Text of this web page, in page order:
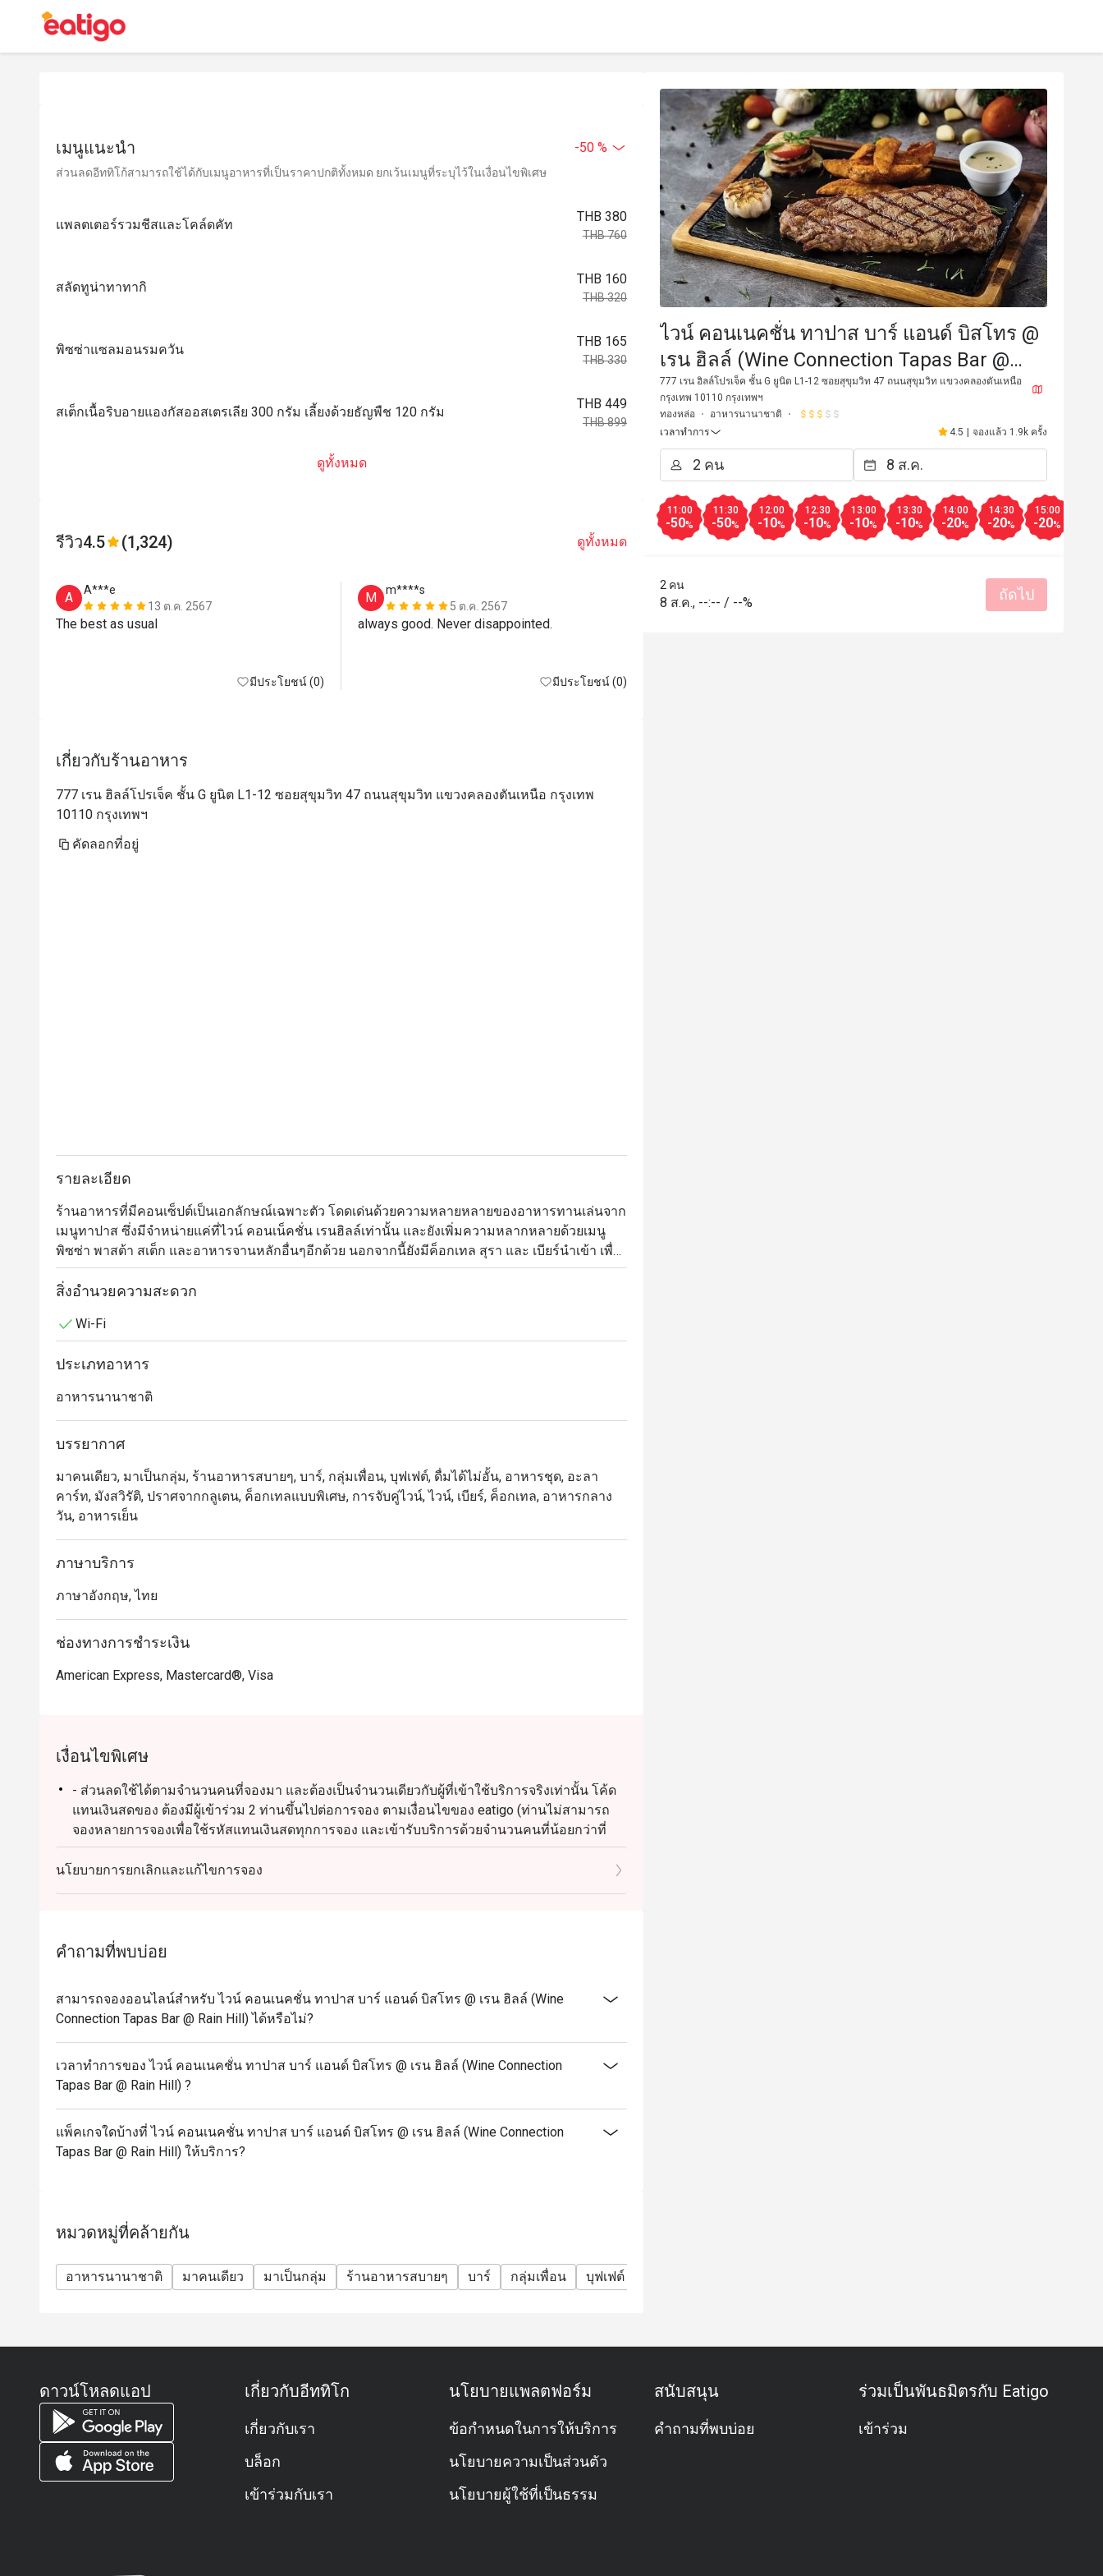
เมนูแนะนำ -50 %
ส่วนลดอีททิโก้สามารถใช้ได้กับเมนูอาหารที่เป็นราคาปกติทั้งหมด ยกเว้นเมนูที่ระบุไว้ในเงื่อนไขพิเศษ
แพลตเตอร์รวมชีสและโคล์ดคัท
THB 380
THB 760
สลัดทูน่าทาทากิ
THB 160
THB 320
พิซซ่าแซลมอนรมควัน
THB 165
THB 330
สเต็กเนื้อริบอายแองกัสออสเตรเลีย 300 กรัม เลี้ยงด้วยธัญพืช 120 กรัม
THB 449
THB 899
ดูทั้งหมด
รีวิว4.5 (1,324) ดูทั้งหมด
A
A***e
13 ต.ค. 2567
มีประโยชน์ (0)
M
m****s
5 ต.ค. 2567
always good. Never disappointed.
มีประโยชน์ (0)
K
K*****n
เกี่ยวกับร้านอาหาร
777 เรน ฮิลล์โปรเจ็ค ชั้น G ยูนิต L1-12 ซอยสุขุมวิท 47 ถนนสุขุมวิท แขวงคลองตันเหนือ กรุงเทพ
10110 กรุงเทพฯ
คัดลอกที่อยู่
รายละเอียด
ร้านอาหารที่มีคอนเซ็ปต์เป็นเอกลักษณ์เฉพาะตัว โดดเด่นด้วยความหลายหลายของอาหารทานเล่นจาก
เมนูทาปาส ซึ่งมีจำหน่ายแค่ที่ไวน์ คอนเน็คชั่น เรนฮิลล์เท่านั้น และยังเพิ่มความหลากหลายด้วยเมนู
พิซซ่า พาสต้า สเต็ก และอาหารจานหลักอื่นๆอีกด้วย นอกจากนี้ยังมีค็อกเทล สุรา และ เบียร์นำเข้า เพื่อ
เพิ่มรสชาติให้กับมื้ออาหารของคุณ และที่พิเศษไปกว่านั้น เรายังมีไวน์เซลล่าให้ลูกค้าได้เดินเข้าไป
เลือกชมไวน์ด้วยตนเองอีกด้วย
สิ่งอำนวยความสะดวก
Wi-Fi
ประเภทอาหาร
อาหารนานาชาติ
บรรยากาศ
มาคนเดียว, มาเป็นกลุ่ม, ร้านอาหารสบายๆ, บาร์, กลุ่มเพื่อน, บุฟเฟต์, ดื่มได้ไม่อั้น, อาหารชุด, อะลา
คาร์ท, มังสวิรัติ, ปราศจากกลูเตน, ค็อกเทลแบบพิเศษ, การจับคู่ไวน์, ไวน์, เบียร์, ค็อกเทล, อาหารกลาง
วัน, อาหารเย็น
ภาษาบริการ
ภาษาอังกฤษ, ไทย
ช่องทางการชำระเงิน
American Express, Mastercard®, Visa
เงื่อนไขพิเศษ
- ส่วนลดใช้ได้ตามจำนวนคนที่จองมา และต้องเป็นจำนวนเดียวกับผู้ที่เข้าใช้บริการจริงเท่านั้น โค้ด
แทนเงินสดของ ต้องมีผู้เข้าร่วม 2 ท่านขึ้นไปต่อการจอง ตามเงื่อนไขของ eatigo (ท่านไม่สามารถ
จองหลายการจองเพื่อใช้รหัสแทนเงินสดทุกการจอง และเข้ารับบริการด้วยจำนวนคนที่น้อยกว่าที่
จองไว้)
- โปรโมชั่นนี้ไม่สามารถใช้ได้กับเครื่องดื่มต่างๆหรือโปรโมชั่นอื่น ๆ ของทางร้าน เช่น ชุดอาหาร
กลางวัน ชุดกาแฟและของหวาน หรือข้อเสนอในเวลาจำกัด ส่วนลดใช้ได้กับเมนู Alacart เท่านั้น และ
ของเวลาที่ท่านจองไว้ ทางร้านจะไม่สามารถรับการจองได้
บ้านได้
- หากมีการจองเป็นจำนวนมากในเย็นวันศุกร์และเสาร์ ท่านอาจต้องรอการจัดที่นั่งประมาณ 2-3
นาที
- ลูกค้าสามารถสั่งอาหารได้ภายในเวลา 1 ชั่วโมงของเวลาที่จองไว้
- ลูกค้าจะสามารถนั่งรับประทานอาหารภายในร้านได้ไม่เกิน 2 ชั่วโมง หลังเวลาที่จองไว้เท่านั้น
นโยบายการยกเลิกและแก้ไขการจอง
คำถามที่พบบ่อย
สามารถจองออนไลน์สำหรับ ไวน์ คอนเนคชั่น ทาปาส บาร์ แอนด์ บิสโทร @ เรน ฮิลล์ (Wine
Connection Tapas Bar @ Rain Hill) ได้หรือไม่?
เวลาทำการของ ไวน์ คอนเนคชั่น ทาปาส บาร์ แอนด์ บิสโทร @ เรน ฮิลล์ (Wine Connection
Tapas Bar @ Rain Hill) ?
แพ็คเกจใดบ้างที่ ไวน์ คอนเนคชั่น ทาปาส บาร์ แอนด์ บิสโทร @ เรน ฮิลล์ (Wine Connection
Tapas Bar @ Rain Hill) ให้บริการ?
หมวดหมู่ที่คล้ายกัน
อาหารนานาชาติ มาคนเดียว มาเป็นกลุ่ม ร้านอาหารสบายๆ บาร์ กลุ่มเพื่อน บุฟเฟต์
ไวน์ คอนเนคชั่น ทาปาส บาร์ แอนด์ บิสโทร @
เรน ฮิลล์ (Wine Connection Tapas Bar @
Rain Hill)
777 เรน ฮิลล์โปรเจ็ค ชั้น G ยูนิต L1-12 ซอยสุขุมวิท 47 ถนนสุขุมวิท แขวงคลองตันเหนือ
กรุงเทพ 10110 กรุงเทพฯ
ทองหล่อ
อาหารนานาชาติ
เวลาทำการ
4.5 | จองแล้ว 1.9k ครั้ง
11:00
-50%
11:30
-50%
12:00
-10%
12:30
-10%
13:00
-10%
13:30
-10%
14:00
-20%
14:30
-20%
15:00
-20%
2 คน
8 ส.ค., --:-- / --% ถัดไป
ดาวน์โหลดแอป เกี่ยวกับอีททิโก
เกี่ยวกับเรา
บล็อก
เข้าร่วมกับเรา
นโยบายแพลตฟอร์ม
ข้อกำหนดในการให้บริการ
นโยบายความเป็นส่วนตัว
นโยบายผู้ใช้ที่เป็นธรรม
สนับสนุน
คำถามที่พบบ่อย
ร่วมเป็นพันธมิตรกับ Eatigo
เข้าร่วม